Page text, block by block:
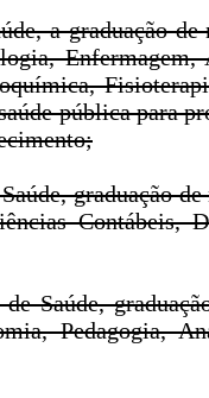
a graduação
Enfermagem,
pública para
graduação
Contábeis,
Saúde,
Pedagogia,